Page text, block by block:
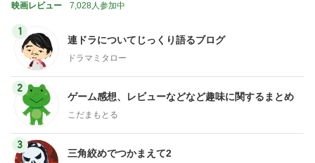
映画レビュー 7,028人参加中
1
連ドラについてじっくり語るブログ
ドラマミタロー
2
ゲーム感想、レビューなどなど趣味に関するまとめ
こだまもとる
3
三角絞めでつかまえて2